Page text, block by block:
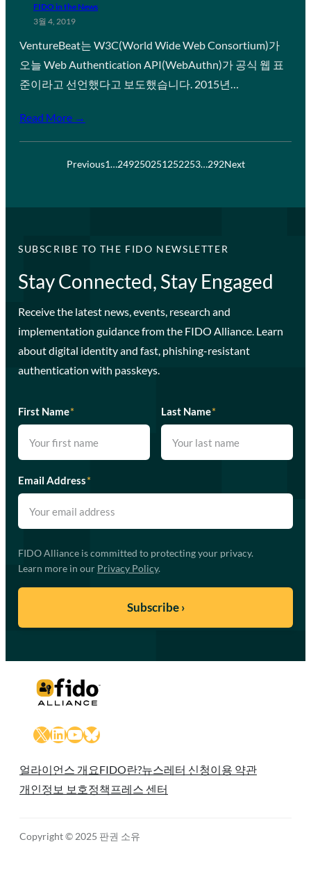
FIDO in the News
3월 4, 2019
VentureBeat는 W3C(World Wide Web Consortium)가
오늘 Web Authentication API(WebAuthn)가 공식 웹 표
준이라고 선언했다고 보도했습니다. 2015년…
Read More →
Previous1…249250251252253…292Next
SUBSCRIBE TO THE FIDO NEWSLETTER
Stay Connected, Stay Engaged
Receive the latest news, events, research and
implementation guidance from the FIDO Alliance. Learn
about digital identity and fast, phishing-resistant
authentication with passkeys.
First Name* Last Name*
Email Address*
FIDO Alliance is committed to protecting your privacy.
Learn more in our Privacy Policy.
X LinkedIn
YouTube
Bluesky
얼라이언스 개요FIDO란?뉴스레터 신청이용 약관
개인정보 보호정책 프레스 센터
Copyright © 2025 판권 소유